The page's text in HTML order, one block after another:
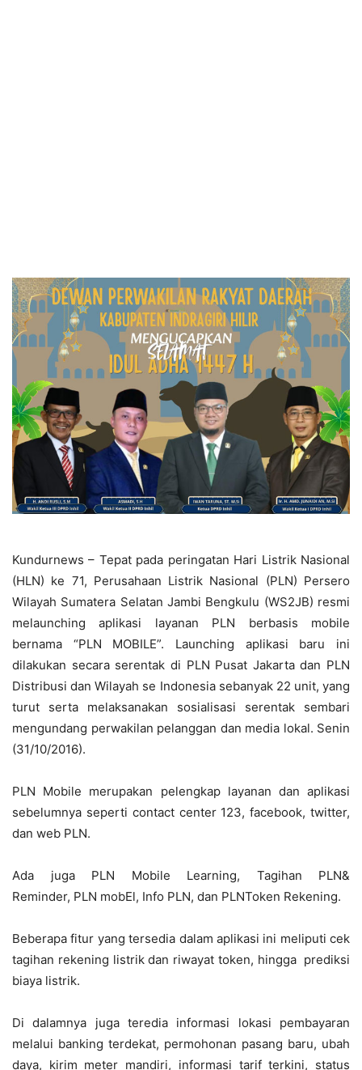
Kundurnews – Tepat pada peringatan Hari Listrik Nasional
(HLN) ke 71, Perusahaan Listrik Nasional (PLN) Persero
Wilayah Sumatera Selatan Jambi Bengkulu (WS2JB) resmi
melaunching aplikasi layanan PLN berbasis mobile
bernama “PLN MOBILE”. Launching aplikasi baru ini
dilakukan secara serentak di PLN Pusat Jakarta dan PLN
Distribusi dan Wilayah se Indonesia sebanyak 22 unit, yang
turut serta melaksanakan sosialisasi serentak sembari
mengundang perwakilan pelanggan dan media lokal. Senin
(31/10/2016).
PLN Mobile merupakan pelengkap layanan dan aplikasi
sebelumnya seperti contact center 123, facebook, twitter,
dan web PLN.
Ada juga PLN Mobile Learning, Tagihan PLN&
Reminder, PLN mobEl, Info PLN, dan PLNToken Rekening.
Beberapa fitur yang tersedia dalam aplikasi ini meliputi cek
tagihan rekening listrik dan riwayat token, hingga prediksi
biaya listrik.
Di dalamnya juga teredia informasi lokasi pembayaran
melalui banking terdekat, permohonan pasang baru, ubah
daya, kirim meter mandiri, informasi tarif terkini, status